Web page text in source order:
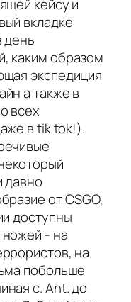
кейсу и
вкладке
день
каким образом
экспедиция
а также в
всех
в tik tok!).
давно
от CSGO,
доступны
ножей - на
на
побольше
с. Ant. до